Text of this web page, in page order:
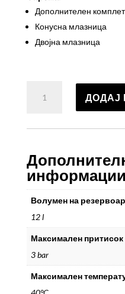
Дополнителен
Конусна млазница
Двојна млазница
прскалка
12
ДОДАЈ
информации
Волумен на
12 l
Максимален притисок
3 bar
Максимален